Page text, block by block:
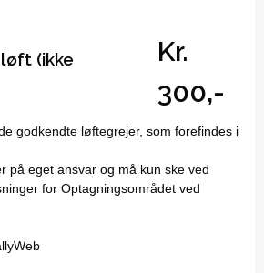
(ikke
Kr.
300,-
godkendte løftegrejer, som forefindes i
på eget ansvar og må kun ske ved
for Optagningsområdet ved